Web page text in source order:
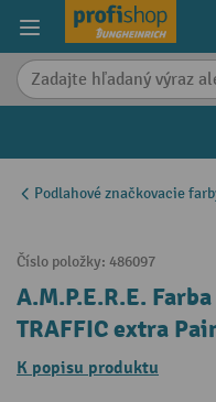
content
Podlahové značkovacie
Číslo položky: 486097
A.M.P.E.R.E.
TRAFFIC extra
K popisu produktu